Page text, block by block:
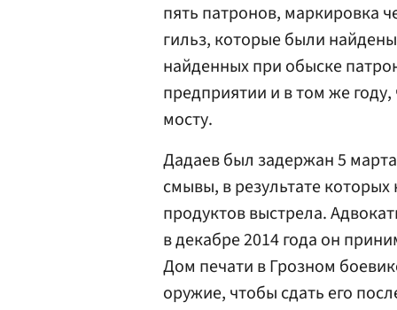
пять патронов, маркировка
гильз, которые были
найденных при обыске
предприятии и в том же
мосту.
Дадаев был задержан 5
смывы, в результате
продуктов выстрела.
в декабре 2014 года он
Дом печати в Грозном
оружие, чтобы сдать его